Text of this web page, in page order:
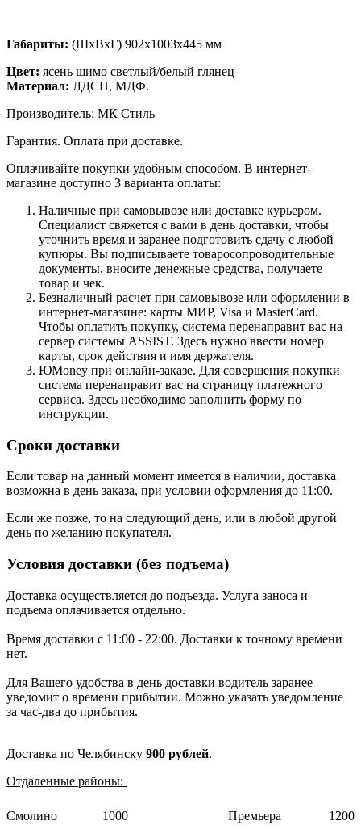
Габариты: (ШхВхГ) 902х1003х445 мм
Цвет: ясень шимо светлый/белый глянец
Материал: ЛДСП, МДФ.
Производитель: МК Стиль
Гарантия. Оплата при доставке.
Оплачивайте покупки удобным способом. В интернет-
магазине доступно 3 варианта оплаты:
Наличные при самовывозе или доставке курьером.
Специалист свяжется с вами в день доставки, чтобы
уточнить время и заранее подготовить сдачу с любой
купюры. Вы подписываете товаросопроводительные
документы, вносите денежные средства, получаете
товар и чек.
Безналичный расчет при самовывозе или оформлении в
интернет-магазине: карты МИР, Visa и MasterCard.
Чтобы оплатить покупку, система перенаправит вас на
сервер системы ASSIST. Здесь нужно ввести номер
карты, срок действия и имя держателя.
ЮMoney при онлайн-заказе. Для совершения покупки
система перенаправит вас на страницу платежного
сервиса. Здесь необходимо заполнить форму по
инструкции.
Сроки доставки
Если товар на данный момент имеется в наличии, доставка
возможна в день заказа, при условии оформления до 11:00.
Если же позже, то на следующий день, или в любой другой
день по желанию покупателя.
Условия доставки (без подъема)
Доставка осуществляется до подъезда. Услуга заноса и
подъема оплачивается отдельно.
Время доставки с 11:00 - 22:00. Доставки к точному времени
нет.
Для Вашего удобства в день доставки водитель заранее
уведомит о времени прибытии. Можно указать уведомление
за час-два до прибытия.
Доставка по Челябинску 900 рублей.
Отдаленные районы:
Смолино 1000 Премьера
1200